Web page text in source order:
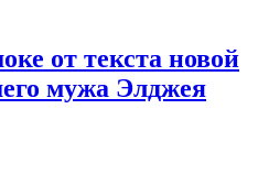
от текста новой
мужа Элджея